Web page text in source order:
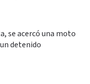
se acercó una moto
detenido